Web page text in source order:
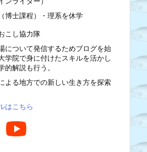
博士課程）・理系を休学
こし協力隊
について発信するためブログを始
学院で身に付けたスキルを活かし
的解説も行う。
よる地方での新しい生き方を探索
はこちら